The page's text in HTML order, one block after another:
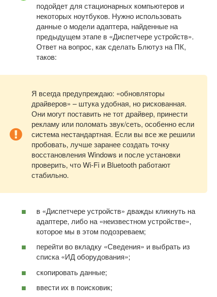
подойдет для стационарных компьютеров и
некоторых ноутбуков. Нужно использовать
данные о модели адаптера, найденные на
предыдущем этапе в «Диспетчере устройств».
Ответ на вопрос, как сделать Блютуз на ПК,
таков:
Я всегда предупреждаю: «обновляторы
драйверов» – штука удобная, но рискованная.
Они могут поставить не тот драйвер, принести
рекламу или поломать звук/сеть, особенно если
система нестандартная. Если вы все же решили
пробовать, лучше заранее создать точку
восстановления Windows и после установки
проверить, что Wi-Fi и Bluetooth работают
стабильно.
в «Диспетчере устройств» дважды кликнуть на
адаптере, либо на «неизвестном устройстве»,
которое мы в этом подозреваем;
перейти во вкладку «Сведения» и выбрать из
списка «ИД оборудования»;
скопировать данные;
ввести их в поисковик;